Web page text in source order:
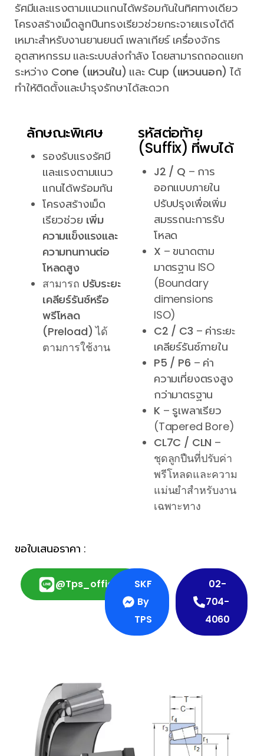
รัศมีและแรงตามแนวแกนได้พร้อมกันในทิศทางเดียว
โครงสร้างเม็ดลูกปืนทรงเรียวช่วยกระจายแรงได้ดี
เหมาะสำหรับงานยานยนต์ เพลาเกียร์ เครื่องจักร
อุตสาหกรรม และระบบส่งกำลัง โดยสามารถถอดแยก
ระหว่าง Cone (แหวนใน) และ Cup (แหวนนอก) ได้
ทำให้ติดตั้งและบำรุงรักษาได้สะดวก
ลักษณะพิเศษ
รองรับแรงรัศมี
และแรงตามแนว
แกนได้พร้อมกัน
โครงสร้างเม็ด
เรียวช่วย เพิ่ม
ความแข็งแรงและ
ความทนทานต่อ
โหลดสูง
สามารถ ปรับระยะ
เคลียร์รันซ์หรือ
พรีโหลด
(Preload) ได้
ตามการใช้งาน
รหัสต่อท้าย
(Suffix) ที่พบได้
J2 / Q – การ
ออกแบบภายใน
ปรับปรุงเพื่อเพิ่ม
สมรรถนะการรับ
โหลด
X – ขนาดตาม
มาตรฐาน ISO
(Boundary
dimensions
ISO)
C2 / C3 – ค่าระยะ
เคลียร์รันซ์ภายใน
P5 / P6 – ค่า
ความเที่ยงตรงสูง
กว่ามาตรฐาน
K– รูเพลาเรียว
(Tapered Bore)
CL7C / CLN –
ชุดลูกปืนที่ปรับค่า
พรีโหลดและความ
แม่นยำสำหรับงาน
เฉพาะทาง
ขอใบเสนอราคา :
@tps_official
SKF
By
TPS
02-
704-
4060